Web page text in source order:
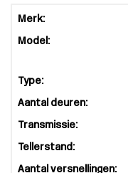
Merk:
Model:
Type:
Aantal deuren:
Transmissie:
Tellerstand:
Aantal versnellingen: